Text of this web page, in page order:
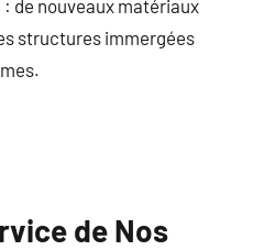
: de nouveaux matériaux
structures immergées
de Nos